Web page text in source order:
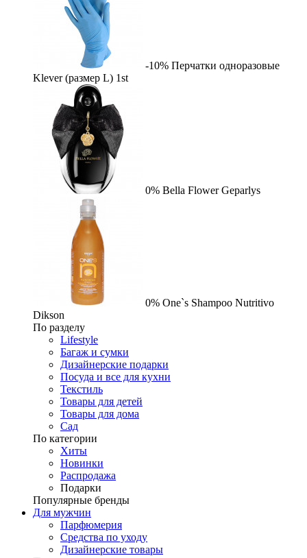
-10% Перчатки одноразовые
Klever (размер L) 1st
0% Bella Flower Geparlys
0% One`s Shampoo Nutritivo
Dikson
По разделу
Lifestyle
Багаж и сумки
Дизайнерские подарки
Посуда и все для кухни
Текстиль
Товары для детей
Товары для дома
Сад
По категории
Хиты
Новинки
Распродажа
Подарки
Популярные бренды
Для мужчин
Парфюмерия
Средства по уходу
Дизайнерские товары